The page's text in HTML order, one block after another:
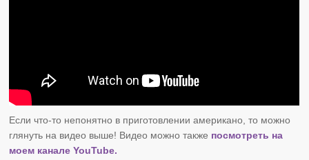
Если что-то непонятно в приготовлении американо, то можно
глянуть на видео выше! Видео можно также посмотреть на
моем канале YouTube.